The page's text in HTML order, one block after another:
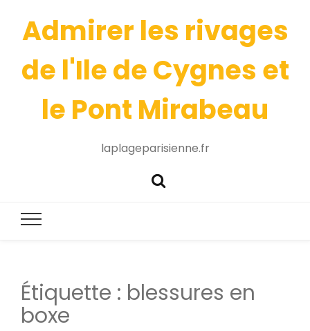
Admirer les rivages
de l'Ile de Cygnes et
le Pont Mirabeau
laplageparisienne.fr
Étiquette : blessures en
boxe